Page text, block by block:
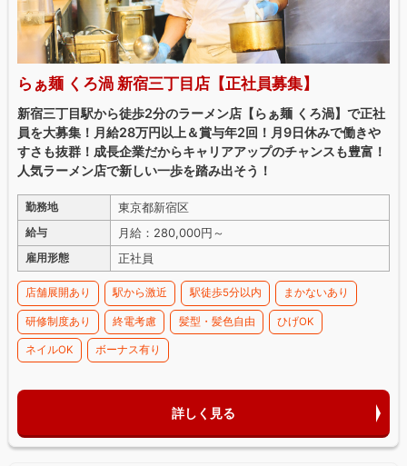
らぁ麺 くろ渦 新宿三丁目店【正社員募集】
新宿三丁目駅から徒歩2分のラーメン店【らぁ麺 くろ渦】で正社
員を大募集！月給28万円以上＆賞与年2回！月9日休みで働きや
すさも抜群！成長企業だからキャリアアップのチャンスも豊富！
人気ラーメン店で新しい一歩を踏み出そう！
勤務地 東京都新宿区
給与 月給：280,000円～
雇用形態 正社員
店舗展開あり 駅から激近 駅徒歩5分以内 まかないあり
研修制度あり 終電考慮 髪型・髪色自由 ひげOK
ネイルOK ボーナス有り
詳しく見る